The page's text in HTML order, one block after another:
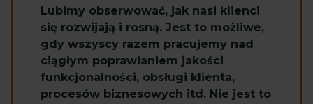
Lubimy obserwować, jak nasi klienci
się rozwijają i rosną. Jest to możliwe,
gdy wszyscy razem pracujemy nad
ciągłym poprawianiem jakości
funkcjonalności, obsługi klienta,
procesów biznesowych itd. Nie jest to